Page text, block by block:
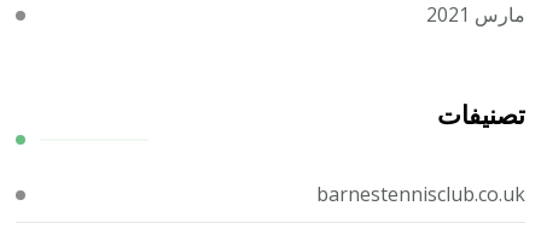
مارس 2021
تصنيفات
barnestennisclub.co.uk